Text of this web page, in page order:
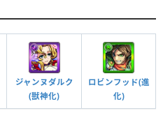
ジャンヌダルク
(獣神化)
ロビンフッド(進
化)